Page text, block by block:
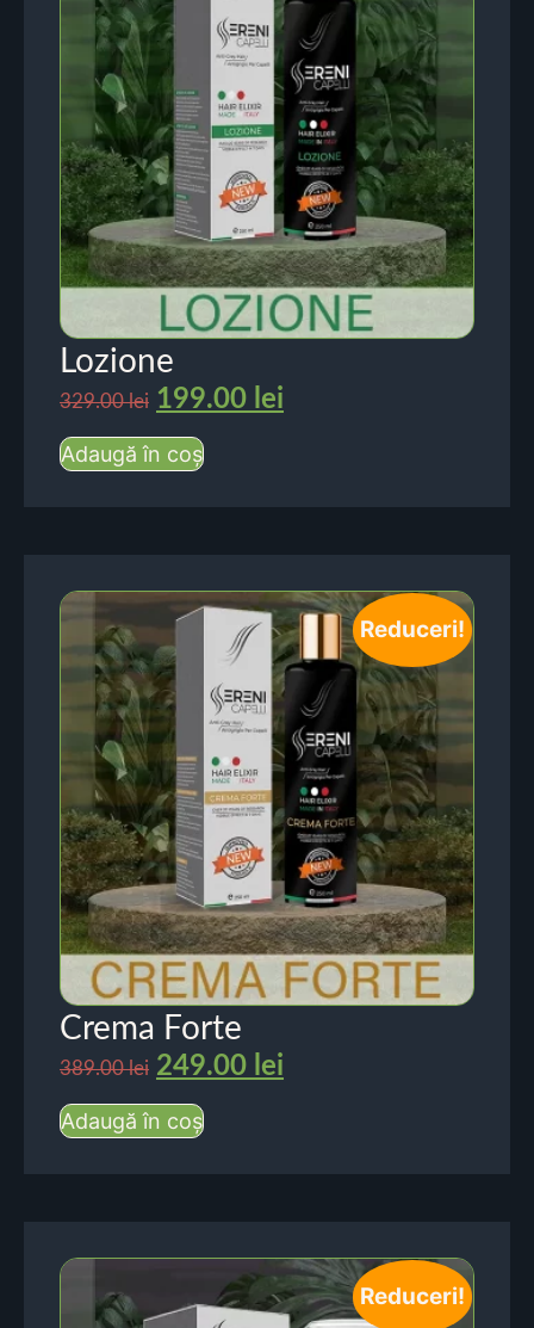
Lozione
329.00lei 199.00 lei
Adaugă în coș
Reduceri!
Crema Forte
389.00lei 249.00 lei
Adaugă în coș
Reduceri!